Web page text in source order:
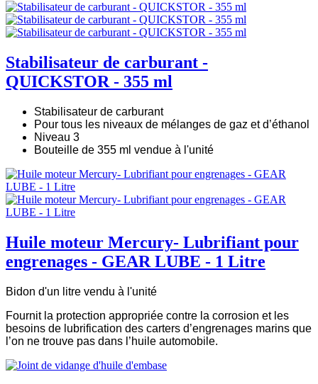
Stabilisateur de carburant -
QUICKSTOR - 355 ml
Stabilisateur de carburant
Pour tous les niveaux de mélanges de gaz et d’éthanol
Niveau 3
Bouteille de 355 ml vendue à l'unité
Huile moteur Mercury- Lubrifiant pour
engrenages - GEAR LUBE - 1 Litre
Bidon d'un litre vendu à l'unité
Fournit la protection appropriée contre la corrosion et les
besoins de lubrification des carters d’engrenages marins que
l’on ne trouve pas dans l’huile automobile.